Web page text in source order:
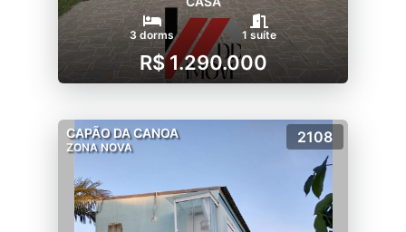
3 dorms 1 suíte
R$ 1.290.000
CAPÃO DA CANOA
ZONA NOVA
2108